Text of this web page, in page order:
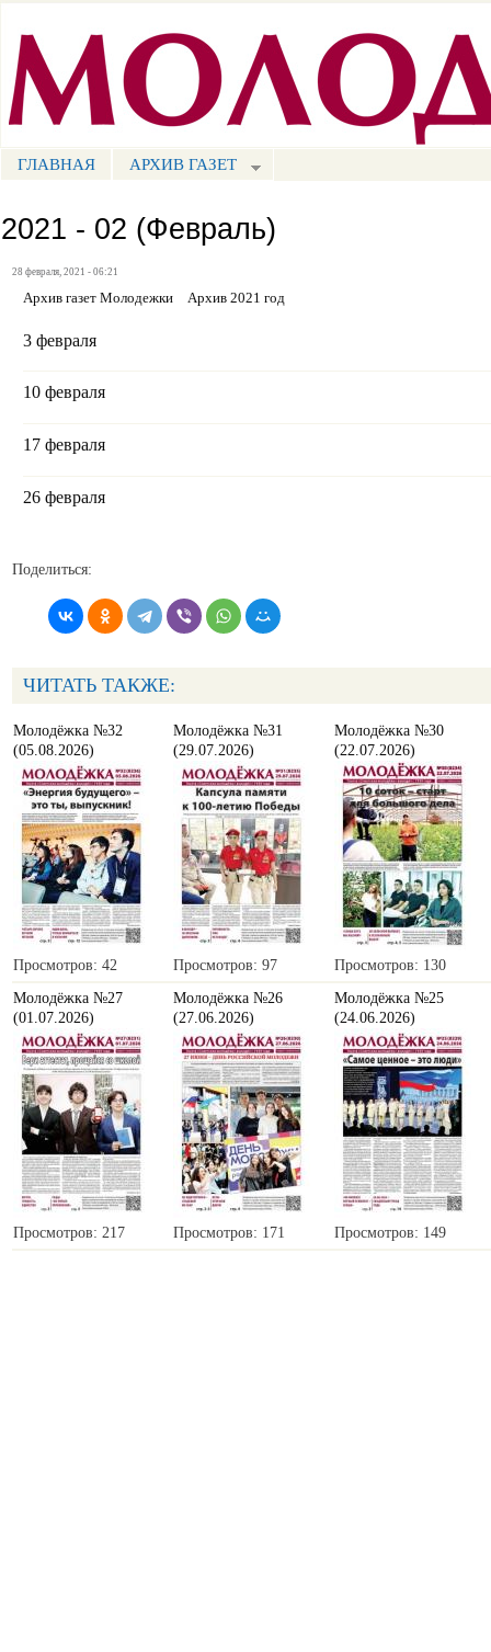
Портал СМИ КБР
МЕНЮ СМ
ГЛАВНАЯ АРХИВ ГАЗЕТ
2021 - 02 (Февраль)
28 февраля, 2021 - 06:21
Архив газет Молодежки Архив 2021 год
3 февраля
10 февраля
17 февраля
26 февраля
Поделиться:
ЧИТАТЬ ТАКЖЕ:
Молодёжка №32
(05.08.2026)
Просмотров: 42
Молодёжка №31
(29.07.2026)
Просмотров: 97
Молодёжка №30
(22.07.2026)
Просмотров: 130
Молодёжка №27
(01.07.2026)
Просмотров: 217
Молодёжка №26
(27.06.2026)
Просмотров: 171
Молодёжка №25
(24.06.2026)
Просмотров: 149